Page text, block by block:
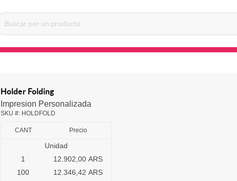
Holder Folding
Impresion Personalizada
SKU #: HOLDFOLD
CANT Precio
Unidad
1
12.902,00 ARS
100
12.346,42 ARS